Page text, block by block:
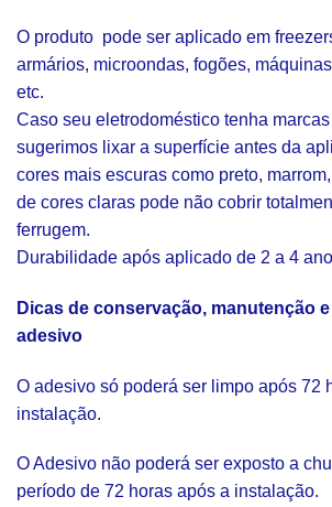
O produto pode ser aplicado em
armários, microondas, fogões,
etc.
Caso seu eletrodoméstico tenha
sugerimos lixar a superfície antes da
cores mais escuras como preto,
de cores claras pode não cobrir
ferrugem.
Durabilidade após aplicado de 2 a 4
Dicas de conservação, manutenção
adesivo
O adesivo só poderá ser limpo após 72
instalação.
O Adesivo não poderá ser exposto a
período de 72 horas após a instalação.